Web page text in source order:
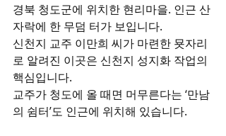
경북 청도군에 위치한 현리마을. 인근 산
자락에 한 무덤 터가 보입니다.
신천지 교주 이만희 씨가 마련한 묫자리
로 알려진 이곳은 신천지 성지화 작업의
핵심입니다.
교주가 청도에 올 때면 머무른다는 ‘만남
의 쉼터’도 인근에 위치해 있습니다.